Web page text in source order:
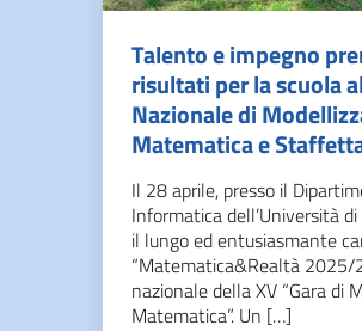
Talento e impegno
risultati per la scuola
Nazionale di
Matematica e
Il 28 aprile, presso il
Informatica dell’Università
il lungo ed entusiasmante
“Matematica&Realtà 2025/
nazionale della XV “Gara di
Matematica”. Un […]